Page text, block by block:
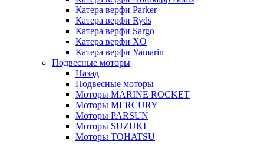
Катера верфи Parker
Катера верфи Ryds
Катера верфи Sargo
Катера верфи XO
Катера верфи Yamarin
Подвесные моторы
Назад
Подвесные моторы
Моторы MARINE ROCKET
Моторы MERCURY
Моторы PARSUN
Моторы SUZUKI
Моторы TOHATSU